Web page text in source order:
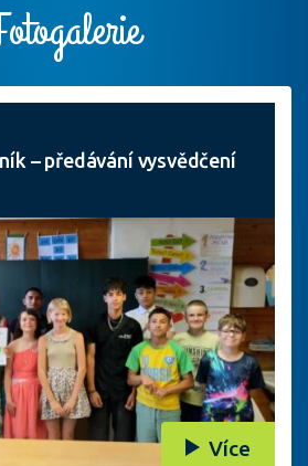
– předávání vysvědčení
Více